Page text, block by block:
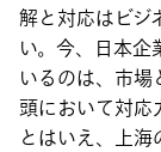
解と対応はビジ
い。今、日本企
いるのは、市
頭において対応
とはいえ、上